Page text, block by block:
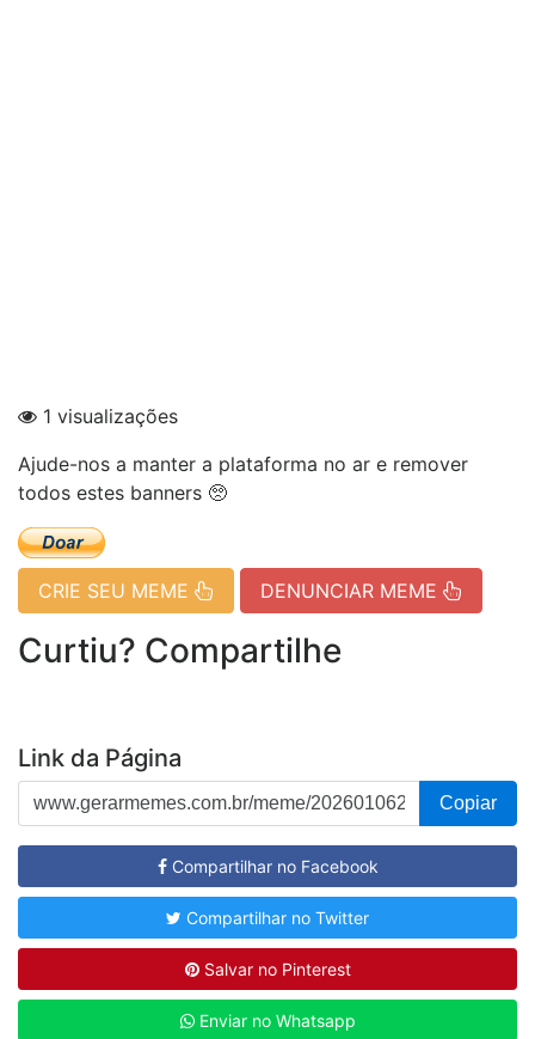
1 visualizações
Ajude-nos a manter a plataforma no ar e remover
todos estes banners 🥺
CRIE SEU MEME DENUNCIAR MEME
Curtiu? Compartilhe
Link da Página
Copiar
Compartilhar no Facebook
Compartilhar no Twitter
Salvar no Pinterest
Enviar no Whatsapp